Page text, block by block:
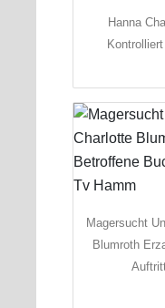
Hanna
Magersucht
Blumroth